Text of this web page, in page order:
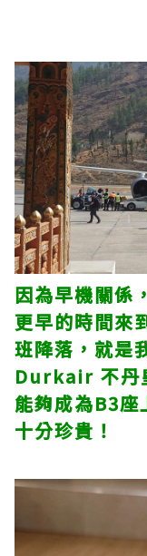
因為早機關係
更早的時間來
班降落，就是
Durkair 不丹
能夠成為B3座
十分珍貴！